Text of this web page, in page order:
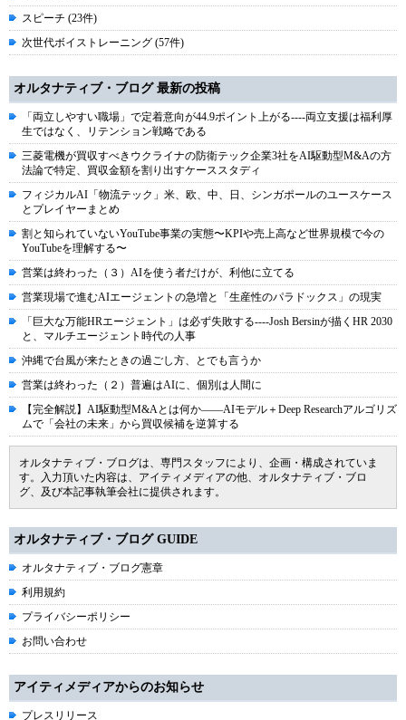
スピーチ (23件)
次世代ボイストレーニング (57件)
オルタナティブ・ブログ 最新の投稿
「両立しやすい職場」で定着意向が44.9ポイント上がる----両立支援は福利厚
生ではなく、リテンション戦略である
三菱電機が買収すべきウクライナの防衛テック企業3社をAI駆動型M&Aの方
法論で特定、買収金額を割り出すケーススタディ
フィジカルAI「物流テック」米、欧、中、日、シンガポールのユースケース
とプレイヤーまとめ
割と知られていないYouTube事業の実態〜KPIや売上高など世界規模で今の
YouTubeを理解する〜
営業は終わった（３）AIを使う者だけが、利他に立てる
営業現場で進むAIエージェントの急増と「生産性のパラドックス」の現実
「巨大な万能HRエージェント」は必ず失敗する----Josh Bersinが描くHR 2030
と、マルチエージェント時代の人事
沖縄で台風が来たときの過ごし方、とでも言うか
営業は終わった（２）普遍はAIに、個別は人間に
【完全解説】AI駆動型M&Aとは何か――AIモデル＋Deep Researchアルゴリズ
ムで「会社の未来」から買収候補を逆算する
オルタナティブ・ブログは、専門スタッフにより、企画・構成されていま
す。入力頂いた内容は、アイティメディアの他、オルタナティブ・ブロ
グ、及び本記事執筆会社に提供されます。
オルタナティブ・ブログ GUIDE
オルタナティブ・ブログ憲章
利用規約
プライバシーポリシー
お問い合わせ
アイティメディアからのお知らせ
プレスリリース